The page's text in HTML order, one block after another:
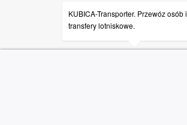
KUBICA-Transporter. Przewóz osób i
transfery lotniskowe.